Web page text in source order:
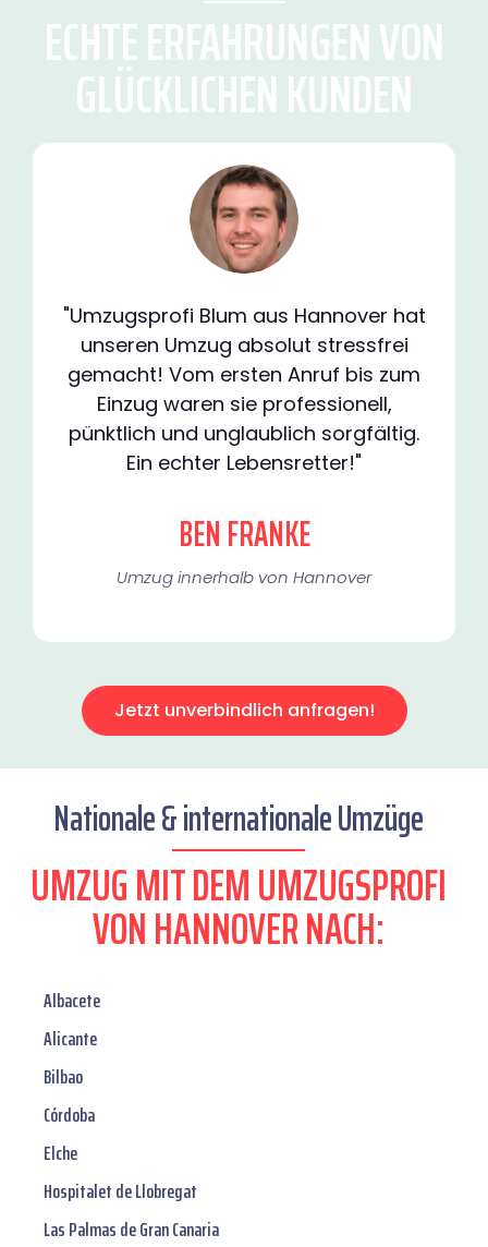
ECHTE ERFAHRUNGEN VON
GLÜCKLICHEN KUNDEN
"Umzugsprofi Blum aus Hannover hat
unseren Umzug absolut stressfrei
gemacht! Vom ersten Anruf bis zum
Einzug waren sie professionell,
pünktlich und unglaublich sorgfältig.
Ein echter Lebensretter!"
BEN FRANKE
Umzug innerhalb von Hannover​
Jetzt unverbindlich anfragen!
Nationale & internationale Umzüge
UMZUG MIT DEM UMZUGSPROFI
VON HANNOVER NACH:
Albacete
Alicante
Bilbao
Córdoba
Elche
Hospitalet de Llobregat
Las Palmas de Gran Canaria